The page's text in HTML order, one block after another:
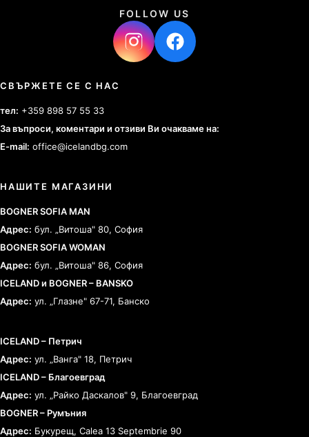
FOLLOW US
СВЪРЖЕТЕ СЕ С НАС
тел: +359 898 57 55 33
За въпроси, коментари и отзиви Ви очакваме на:
E-mail: office@icelandbg.com
НАШИТЕ МАГАЗИНИ
BOGNER SOFIA MAN
Адрес: бул. „Витоша" 80, София
BOGNER SOFIA WOMAN
Адрес: бул. „Витоша" 86, София
ICELAND и BOGNER – BANSKO
Адрес: ул. „Глазне" 67-71, Банско
ICELAND – Петрич
Адрес: ул. „Ванга" 18, Петрич
ICELAND – Благоевград
Адрес: ул. „Райко Даскалов" 9, Благоевград
BOGNER – Румъния
Адрес: Букурещ, Calea 13 Septembrie 90